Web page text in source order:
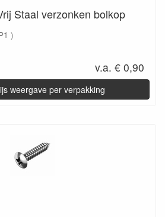
Staal verzonken bolkop
)
v.a. € 0,90
weergave per verpakking